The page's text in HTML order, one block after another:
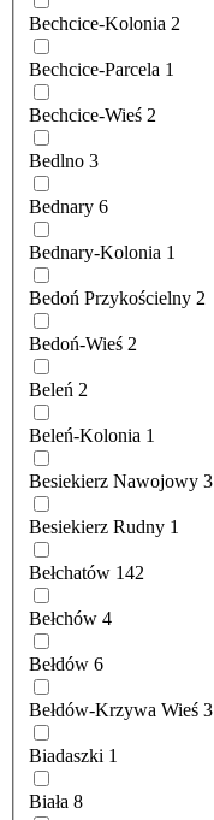
Bechcice-Kolonia 2
Bechcice-Parcela 1
Bechcice-Wieś 2
Bedlno 3
Bednary 6
Bednary-Kolonia 1
Bedoń Przykościelny 2
Bedoń-Wieś 2
Beleń 2
Beleń-Kolonia 1
Besiekierz Nawojowy 3
Besiekierz Rudny 1
Bełchatów 142
Bełchów 4
Bełdów 6
Bełdów-Krzywa Wieś 3
Biadaszki 1
Biała 8